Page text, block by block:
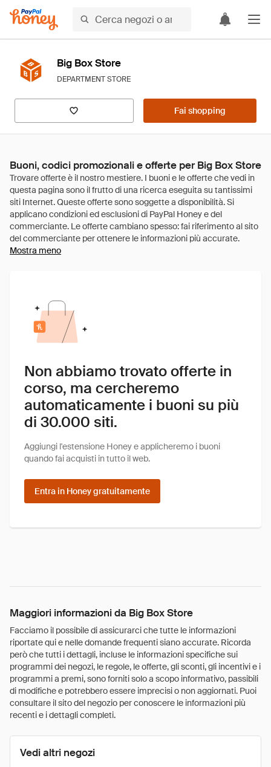
Big Box Store
DEPARTMENT STORE
Fai shopping
Buoni, codici promozionali e offerte per Big Box Store
Mostra meno
Non abbiamo trovato offerte in
corso, ma cercheremo
automaticamente i buoni su più
di 30.000 siti.
Aggiungi l'estensione Honey e applicheremo i buoni
quando fai acquisti in tutto il web.
Entra in Honey gratuitamente
Maggiori informazioni da Big Box Store
Facciamo il possibile di assicurarci che tutte le informazioni
riportate qui e nelle domande frequenti siano accurate. Ricorda
però che tutti i dettagli, incluse le informazioni specifiche sui
programmi dei negozi, le regole, le offerte, gli sconti, gli incentivi e i
programmi a premi, sono forniti solo a scopo informativo, passibili
di modifiche e potrebbero essere imprecisi o non aggiornati. Puoi
consultare il sito del negozio per conoscere le informazioni più
recenti e i dettagli completi.
Vedi altri negozi